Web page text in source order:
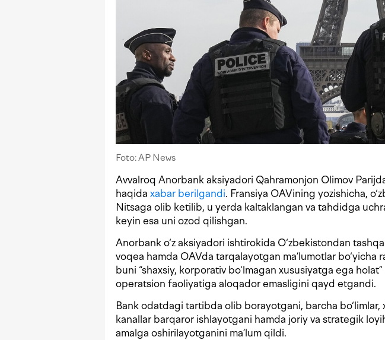
Foto: AP News
Avvalroq Anorbank aksiyadori Qahramonjon Olimov
haqida xabar berilgandi. Fransiya OAVining yozishicha,
Nitsaga olib ketilib, u yerda kaltaklangan va tahdidga
keyin esa uni ozod qilishgan.
Anorbank o‘z aksiyadori ishtirokida O‘zbekistondan
voqea hamda OAVda tarqalayotgan ma’lumotlar bo‘yicha
buni “shaxsiy, korporativ bo‘lmagan xususiyatga ega
operatsion faoliyatiga aloqador emasligini qayd etgandi.
Bank odatdagi tartibda olib borayotgani, barcha bo‘limlar,
kanallar barqaror ishlayotgani hamda joriy va strategik
amalga oshirilayotganini ma’lum qildi.